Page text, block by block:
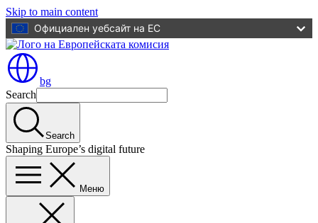
Skip to main content
Официален уебсайт на ЕС
bg
Search
Search
Shaping Europe’s digital future
Меню